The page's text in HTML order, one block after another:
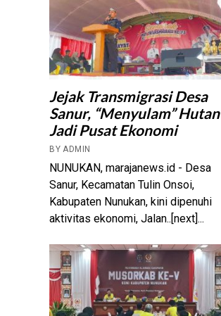
Jejak Transmigrasi Desa
Sanur, “Menyulam” Hutan
Jadi Pusat Ekonomi
BY ADMIN
NUNUKAN, marajanews.id - Desa
Sanur, Kecamatan Tulin Onsoi,
Kabupaten Nunukan, kini dipenuhi
aktivitas ekonomi, Jalan..[next]...